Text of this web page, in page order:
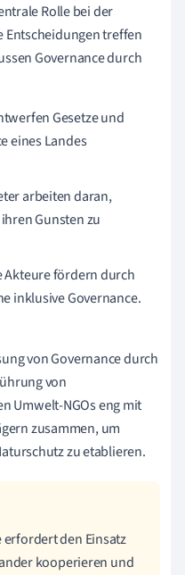
Rolle bei der
Entscheidungen treffen
Governance durch
Gesetze und
eines Landes
arbeiten daran,
Gunsten zu
Akteure fördern durch
inklusive Governance.
von Governance durch
von
Umwelt-NGOs eng mit
zusammen, um
zu etablieren.
erfordert den Einsatz
kooperieren und